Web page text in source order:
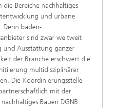
Bereiche nachhaltiges
und urbane
Denn baden-
sind zwar weltweit
und Ausstattung ganzer
der Branche erschwert die
multidisziplinärer
Die Koordinierungsstelle
mit der
Bauen DGNB